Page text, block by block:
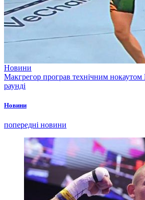
Новини
Макгрегор програв технічним
раунді
Новини
попередні новини